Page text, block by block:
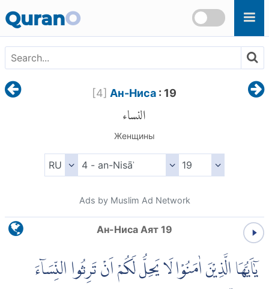
QuranO
[4] Ан-Ниса : 19
النساء
Женщины
Ads by Muslim Ad Network
Ан-Ниса Аят 19
يٰٓاَيُّهَا الَّذِيْنَ اٰمَنُوْا لَا يَحِلُّ لَكُمْ اَنْ تَرِثُوا النِّسَاۤءَ